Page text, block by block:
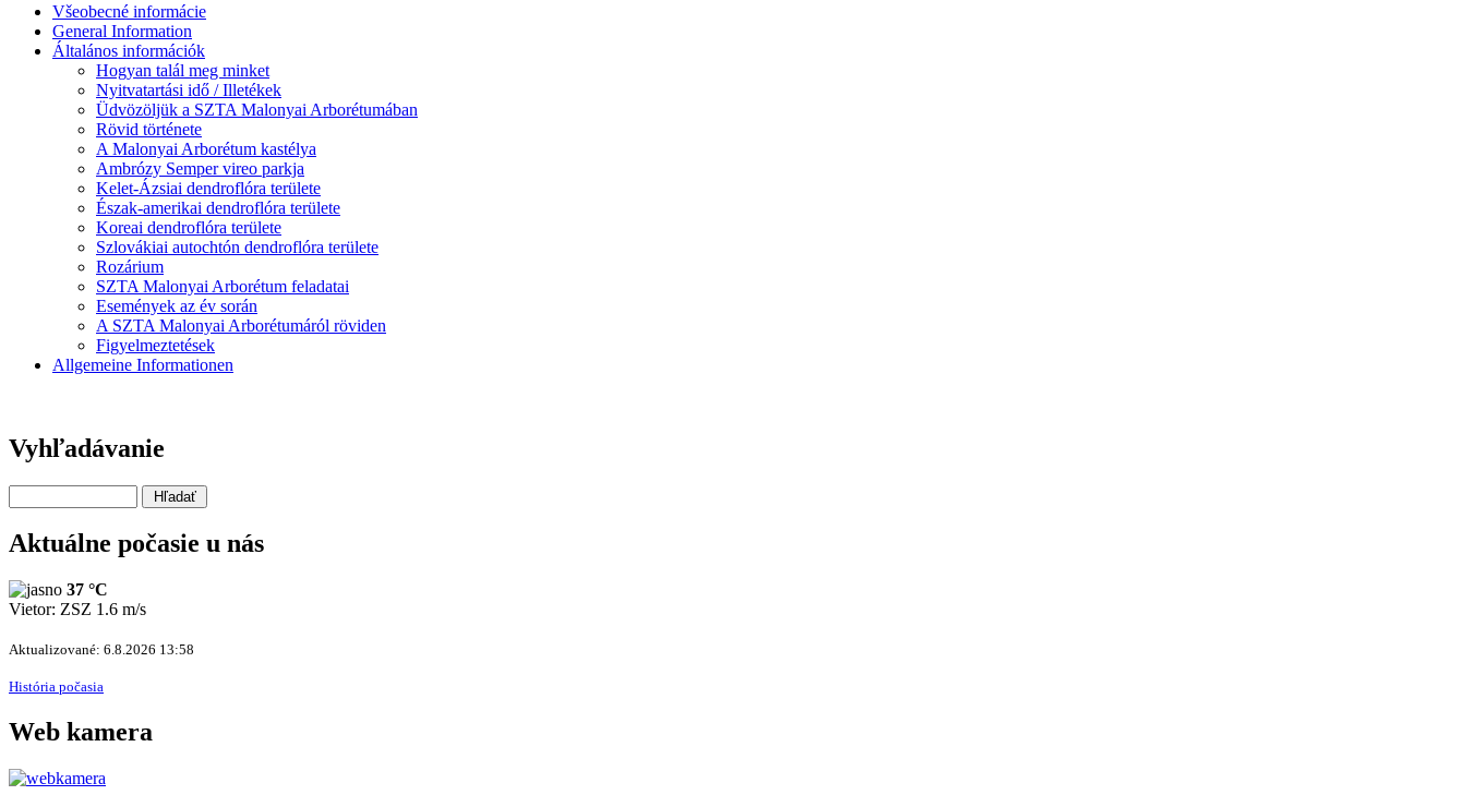
Všeobecné informácie
General Information
Általános információk
Hogyan talál meg minket
Nyitvatartási idő / Illetékek
Üdvözöljük a SZTA Malonyai Arborétumában
Rövid története
A Malonyai Arborétum kastélya
Ambrózy Semper vireo parkja
Kelet-Ázsiai dendroflóra területe
Észak-amerikai dendroflóra területe
Koreai dendroflóra területe
Szlovákiai autochtón dendroflóra területe
Rozárium
SZTA Malonyai Arborétum feladatai
Események az év során
A SZTA Malonyai Arborétumáról röviden
Figyelmeztetések
Allgemeine Informationen
Vyhľadávanie
Aktuálne počasie u nás
37 °C
Vietor: ZSZ 1.6 m/s
Aktualizované: 6.8.2026 13:58
História počasia
Web kamera